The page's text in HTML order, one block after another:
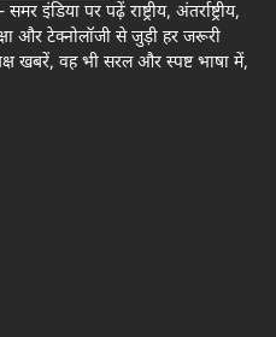
इंडिया पर पढ़ें राष्ट्रीय, अंतर्राष्ट्रीय,
और टेक्नोलॉजी से जुड़ी हर जरूरी
खबरें, वह भी सरल और स्पष्ट भाषा में,